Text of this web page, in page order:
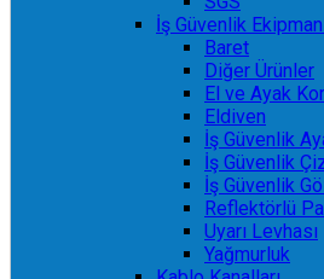
İş Güvenlik
Baret
Diğer Ürünler
El ve Ayak
Eldiven
İş Güvenlik
İş Güvenlik
İş Güvenlik
Reflektörlü
Uyarı Levhası
Yağmurluk